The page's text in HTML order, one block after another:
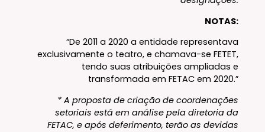
NOTAS:
“De 2011 a 2020 a entidade representava
exclusivamente o teatro, e chamava-se FETET,
tendo suas atribuições ampliadas e
transformada em FETAC em 2020.”
* A proposta de criação de coordenações
setoriais está em análise pela diretoria da
FETAC, e após deferimento, terão as devidas